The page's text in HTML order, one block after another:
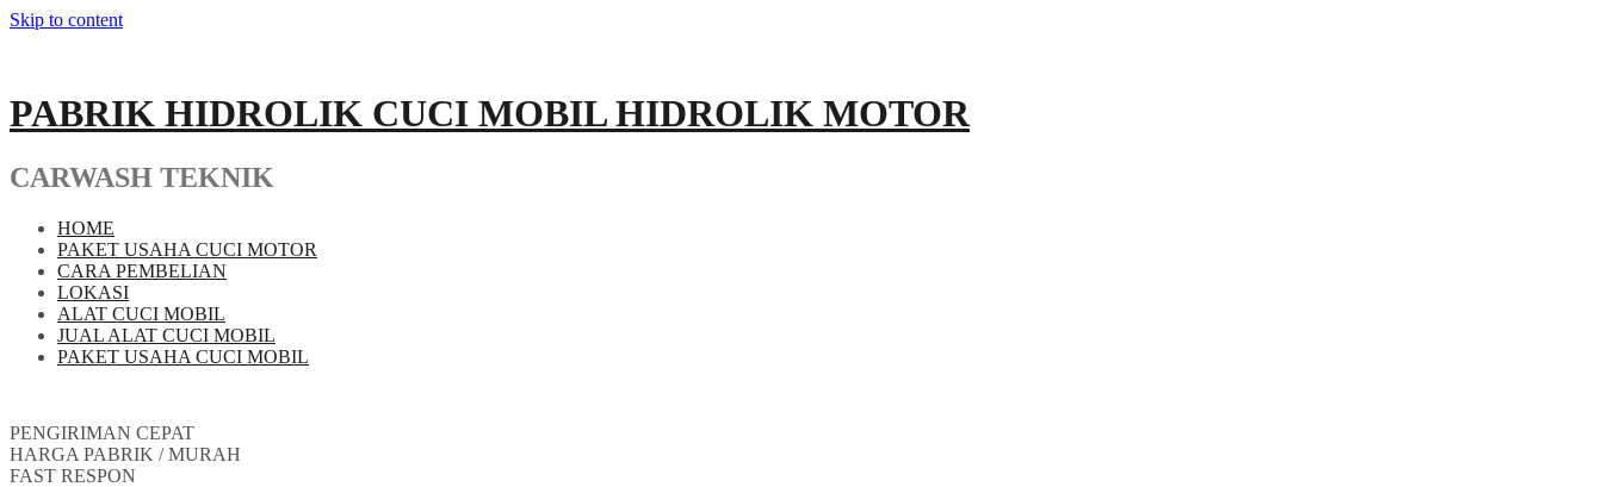
Skip to content
PABRIK HIDROLIK CUCI MOBIL HIDROLIK MOTOR
CARWASH TEKNIK
HOME
PAKET USAHA CUCI MOTOR
CARA PEMBELIAN
LOKASI
ALAT CUCI MOBIL
JUAL ALAT CUCI MOBIL
PAKET USAHA CUCI MOBIL
PENGIRIMAN CEPAT
HARGA PABRIK / MURAH
FAST RESPON